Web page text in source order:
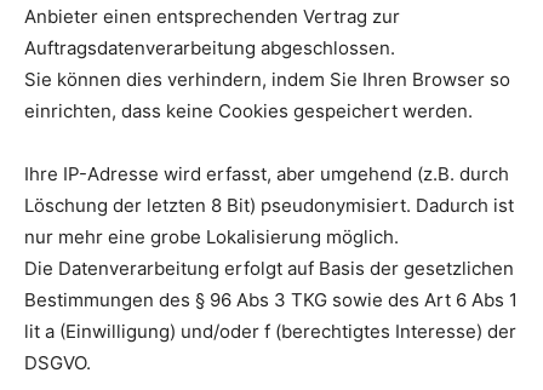
Anbieter einen entsprechenden Vertrag zur
Auftragsdatenverarbeitung abgeschlossen.
Sie können dies verhindern, indem Sie Ihren Browser so
einrichten, dass keine Cookies gespeichert werden.
Ihre IP-Adresse wird erfasst, aber umgehend (z.B. durch
Löschung der letzten 8 Bit) pseudonymisiert. Dadurch ist
nur mehr eine grobe Lokalisierung möglich.
Die Datenverarbeitung erfolgt auf Basis der gesetzlichen
Bestimmungen des § 96 Abs 3 TKG sowie des Art 6 Abs 1
lit a (Einwilligung) und/oder f (berechtigtes Interesse) der
DSGVO.